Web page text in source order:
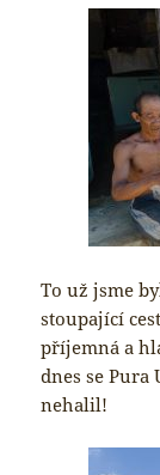
To už jsme
stoupající
příjemná a
dnes se
nehalil!